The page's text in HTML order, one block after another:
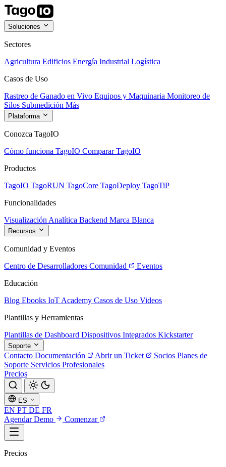
Soluciones
Sectores
Agricultura Edificios Energía Industrial Logística
Casos de Uso
Rastreo de Ganado en Vivo Equipos y Maquinaria Monitoreo de
Silos Submedición Más
Plataforma
Conozca TagoIO
Cómo funciona TagoIO Comparar TagoIO
Productos
TagoIO TagoRUN TagoCore TagoDeploy TagoTiP
Funcionalidades
Visualización Analítica Backend Marca Blanca
Recursos
Comunidad y Eventos
Centro de Desarrolladores Comunidad
Eventos
Educación
Blog Ebooks IoT Academy Casos de Uso Videos
Plantillas y Herramientas
Plantillas de Dashboard Dispositivos Integrados Kickstarter
Soporte
Contacto Documentación Abrir un Ticket Socios Planes de
Soporte Servicios Profesionales
Precios
ES
EN PT DE FR
Agendar Demo
Comenzar
Precios